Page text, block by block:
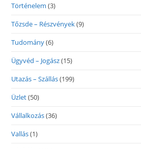
Történelem (3)
Tőzsde – Részvények(9)
Tudomány(6)
Ügyvéd – Jogász(15)
Utazás – Szállás(199)
Üzlet(50)
Vállalkozás(36)
Vallás(1)